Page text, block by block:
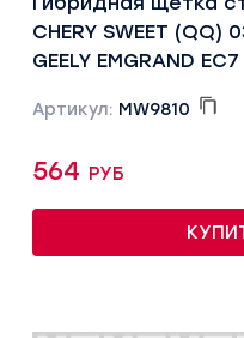
CHERY SWEET (QQ)
GEELY EMGRAND
Артикул: MW9810
564 руб